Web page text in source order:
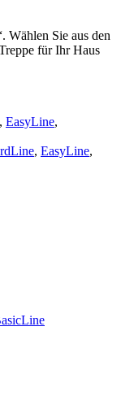
Wählen Sie aus den
für Ihr Haus
, EasyLine,
, EasyLine,